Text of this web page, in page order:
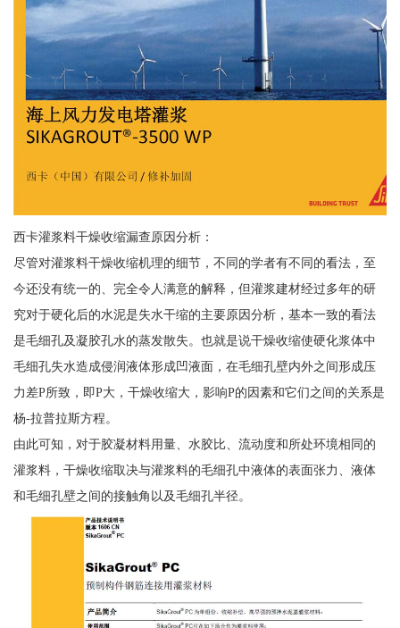
西卡灌浆料干燥收缩漏查原因分析：
尽管对灌浆料干燥收缩机理的细节，不同的学者有不同的看法，至
今还没有统一的、完全令人满意的解释，但灌浆建材经过多年的研
究对于硬化后的水泥是失水干缩的主要原因分析，基本一致的看法
是毛细孔及凝胶孔水的蒸发散失。也就是说干燥收缩使硬化浆体中
毛细孔失水造成侵润液体形成凹液面，在毛细孔壁内外之间形成压
力差P所致，即P大，干燥收缩大，影响P的因素和它们之间的关系是
杨-拉普拉斯方程。
由此可知，对于胶凝材料用量、水胶比、流动度和所处环境相同的
灌浆料，干燥收缩取决与灌浆料的毛细孔中液体的表面张力、液体
和毛细孔壁之间的接触角以及毛细孔半径。